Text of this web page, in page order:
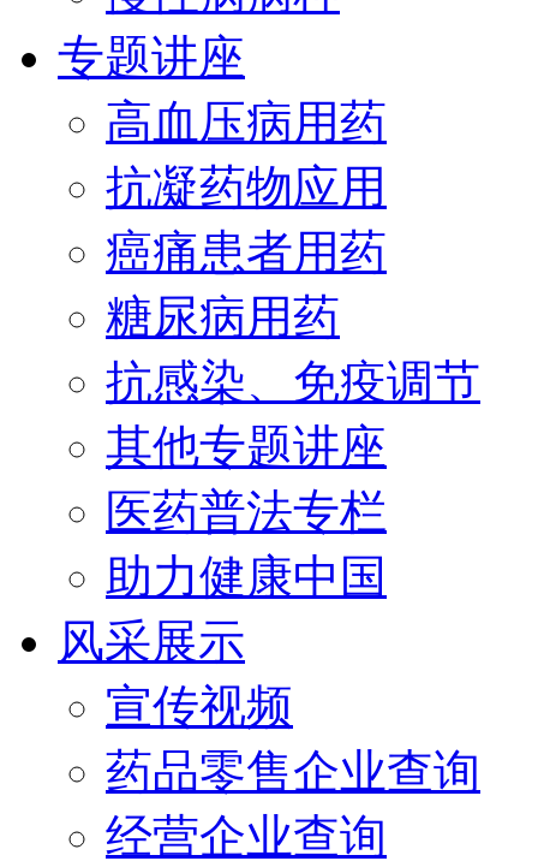
专题讲座
高血压病用药
抗凝药物应用
癌痛患者用药
糖尿病用药
抗感染、免疫调节
其他专题讲座
医药普法专栏
助力健康中国
风采展示
宣传视频
药品零售企业查询
经营企业查询